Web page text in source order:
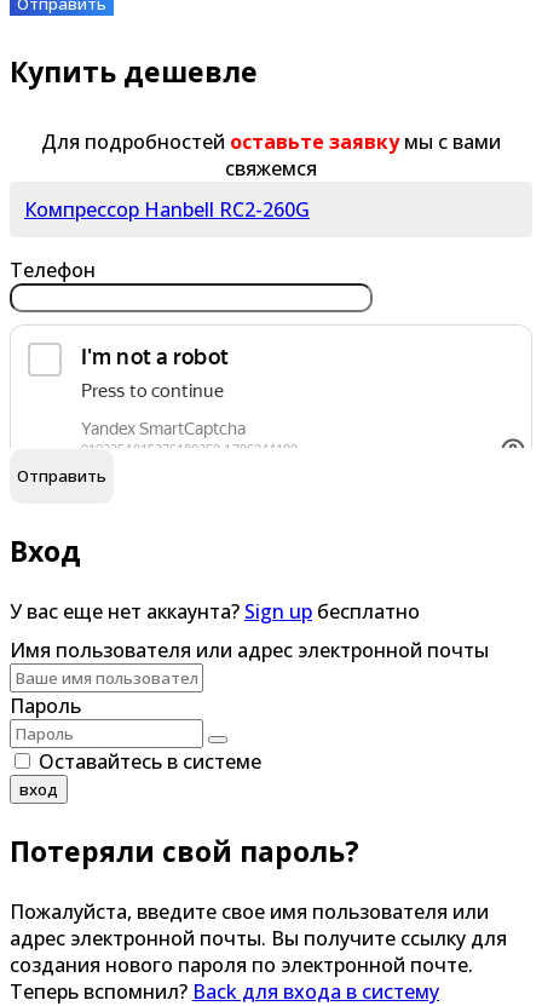
Купить дешевле
Для подробностей оставьте заявкумы с вами
свяжемся
Компрессор Hanbell RC2-260G
Телефон
Я согласен наобработку персональных данных
Вход
У вас еще нет аккаунта? Sign up бесплатно
Имя пользователя или адрес электронной почты
Пароль
Оставайтесь в системе
вход
Потеряли свой пароль?
Пожалуйста, введите свое имя пользователя или
адрес электронной почты. Вы получите ссылку для
создания нового пароля по электронной почте.
Теперь вспомнил? Back для входа в систему